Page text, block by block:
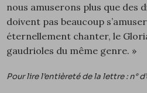
nous amuserons plus que des
doivent pas beaucoup
éternellement chanter, le
gaudrioles du même genre. »
Pour lire l’entièreté de la lettre : n°